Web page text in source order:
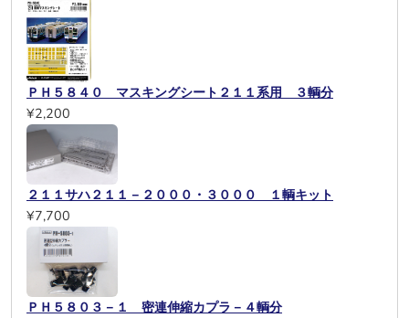
ＰＨ５８４０ マスキングシート２１１系用 ３輌分
¥2,200
２１１サハ２１１－２０００・３０００ １輌キット
¥7,700
ＰＨ５８０３－１ 密連伸縮カプラ－４輌分